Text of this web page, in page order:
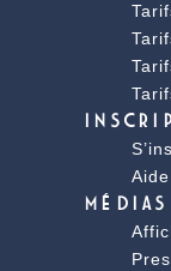
Aide
MÉDIAS